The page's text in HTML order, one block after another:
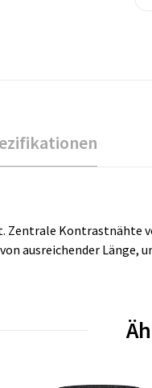
Kontrastnähte
ausreichender Länge,